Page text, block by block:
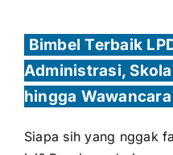
Bimbel Terbaik
Administrasi,
hingga Wawancara
Siapa sih yang nggak